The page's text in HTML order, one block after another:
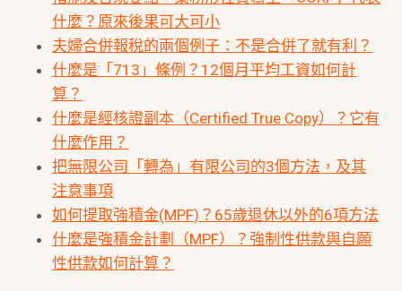
什麼？原來後果可大可小
夫婦合併報稅的兩個例子：不是合併了就有利？
什麼是「713」條例？12個月平均工資如何計
算？
什麼是經核證副本（Certified True Copy）？它有
什麼作用？
把無限公司「轉為」有限公司的3個方法，及其
注意事項
如何提取強積金(MPF)？65歲退休以外的6項方法
什麼是強積金計劃（MPF）？強制性供款與自願
性供款如何計算？